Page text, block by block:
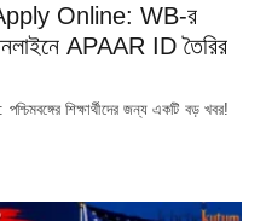
Online: WB-র
APAAR ID তৈরির
শিক্ষার্থীদের জন্য একটি বড় খবর!